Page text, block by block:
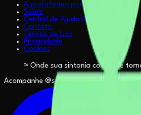
A plataforma por dentro
Sobre
Central de Ajuda (FAQ)
Contato
Termos de Uso
Privacidade
Cookies
≈ Onde sua sintonia com IA se
Acompanhe @sapiensinteticos